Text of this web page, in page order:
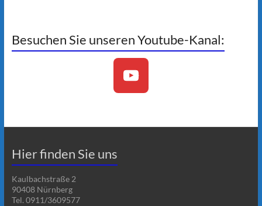
Besuchen Sie unseren Youtube-Kanal:
Hier finden Sie uns
Kaulbachstraße 2
90408 Nürnberg
Tel. 0911/3609577